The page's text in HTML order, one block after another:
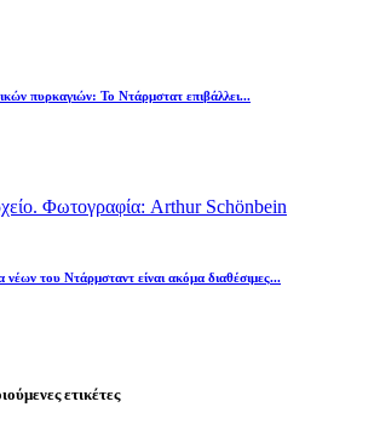
πυρκαγιών: Το Ντάρμστατ επιβάλλει...
νέων του Ντάρμσταντ είναι ακόμα διαθέσιμες...
ετικέτες